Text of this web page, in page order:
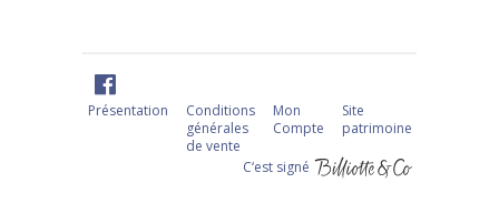
Présentation
Conditions
générales
de vente
Mon
Compte
Site
patrimoine
C‘est signé